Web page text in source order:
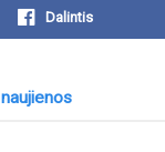
Dalintis
naujienos